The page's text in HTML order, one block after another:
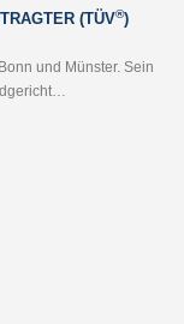
(TÜV®)
und Münster. Sein